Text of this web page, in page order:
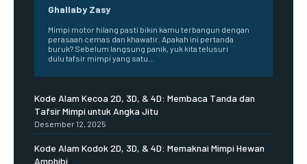
Ghallaby Zasy
Mimpi motor hilang pasti bikin kamu terbangun dengan
perasaan cemas dan khawatir. Apakah ini pertanda
buruk? Sebelum langsung panik, yuk kita telusuri
dulu tafsir mimpi yang satu...
Kode Alam Kecoa 2D, 3D, & 4D: Membaca Tanda dan
Tafsir Mimpi untuk Angka Jitu
Desember 12, 2025
Kode Alam Kodok 2D, 3D, & 4D: Memaknai Mimpi Hewan
Amphibi